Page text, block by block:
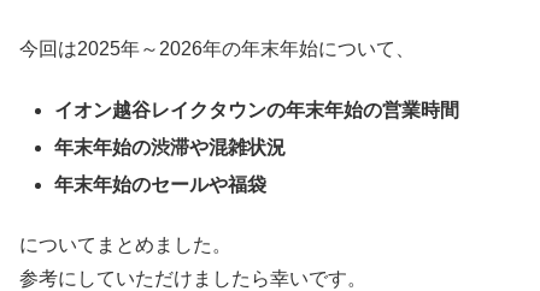
今回は2025年～2026年の年末年始について、
イオン越谷レイクタウンの年末年始の営業時間
年末年始の渋滞や混雑状況
年末年始のセールや福袋
についてまとめました。
参考にしていただけましたら幸いです。